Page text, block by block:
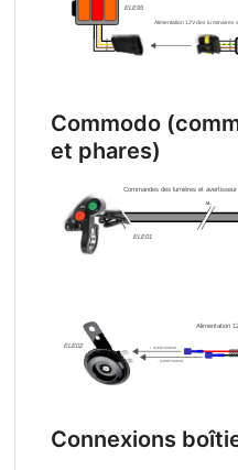
Commodo
et phares)
Connexions